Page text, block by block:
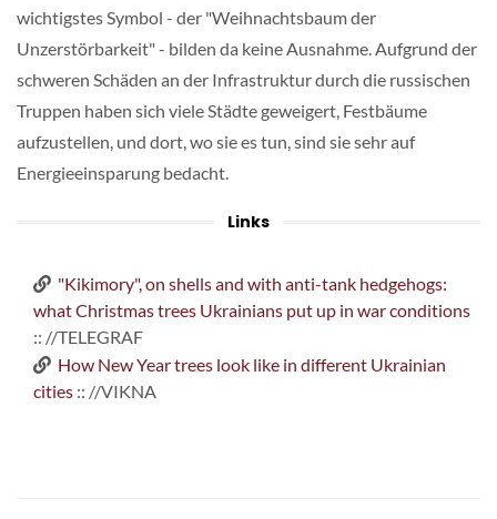
wichtigstes Symbol - der "Weihnachtsbaum der
Unzerstörbarkeit" - bilden da keine Ausnahme. Aufgrund der
schweren Schäden an der Infrastruktur durch die russischen
Truppen haben sich viele Städte geweigert, Festbäume
aufzustellen, und dort, wo sie es tun, sind sie sehr auf
Energieeinsparung bedacht.
Links
"Kikimory", on shells and with anti-tank hedgehogs:
what Christmas trees Ukrainians put up in war conditions
:: //TELEGRAF
How New Year trees look like in different Ukrainian
cities :: //VIKNA